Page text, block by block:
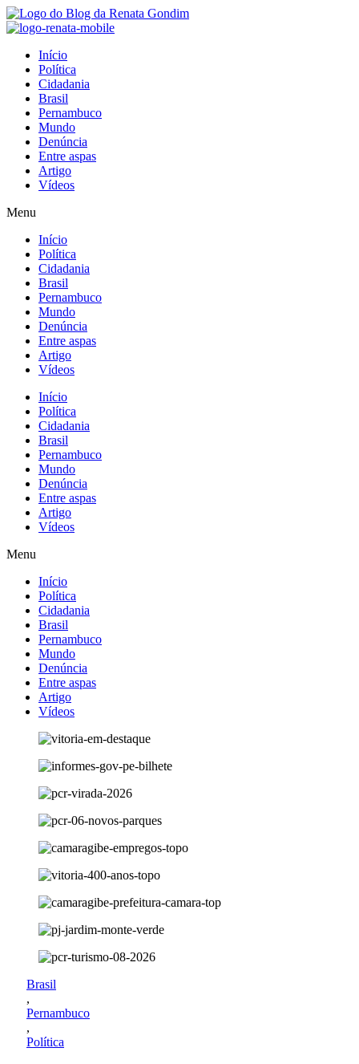
Início
Política
Cidadania
Brasil
Pernambuco
Mundo
Denúncia
Entre aspas
Artigo
Vídeos
Menu
Início
Política
Cidadania
Brasil
Pernambuco
Mundo
Denúncia
Entre aspas
Artigo
Vídeos
Início
Política
Cidadania
Brasil
Pernambuco
Mundo
Denúncia
Entre aspas
Artigo
Vídeos
Menu
Início
Política
Cidadania
Brasil
Pernambuco
Mundo
Denúncia
Entre aspas
Artigo
Vídeos
Brasil
,
Pernambuco
,
Política